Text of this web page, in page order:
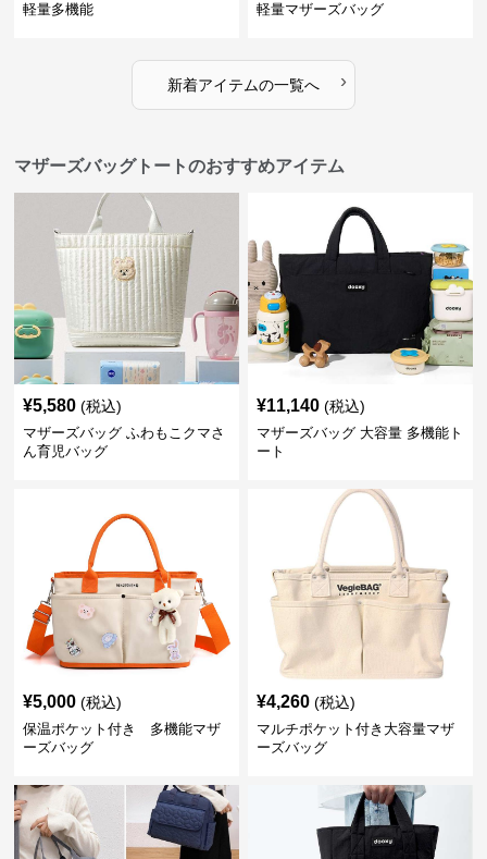
軽量多機能
軽量マザーズバッグ
新着アイテムの一覧へ ›
マザーズバッグトートのおすすめアイテム
¥5,580 (税込)
マザーズバッグ ふわもこクマさ
ん育児バッグ
¥11,140 (税込)
マザーズバッグ 大容量 多機能ト
ート
¥5,000 (税込)
保温ポケット付き 多機能マザ
ーズバッグ
¥4,260 (税込)
マルチポケット付き大容量マザ
ーズバッグ